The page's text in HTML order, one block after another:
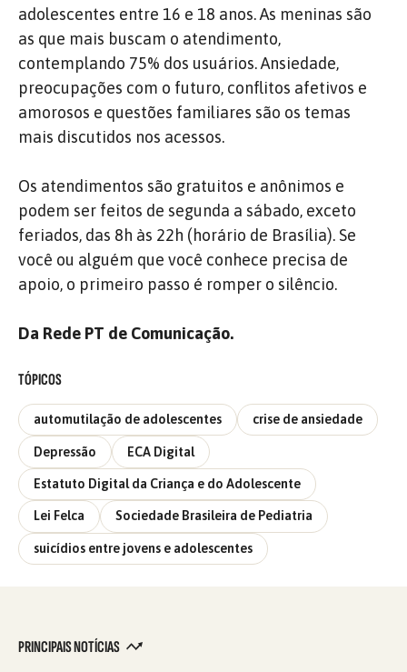
adolescentes entre 16 e 18 anos. As meninas são
as que mais buscam o atendimento,
contemplando 75% dos usuários. Ansiedade,
preocupações com o futuro, conflitos afetivos e
amorosos e questões familiares são os temas
mais discutidos nos acessos.
Os atendimentos são gratuitos e anônimos e
podem ser feitos de segunda a sábado, exceto
feriados, das 8h às 22h (horário de Brasília). Se
você ou alguém que você conhece precisa de
apoio, o primeiro passo é romper o silêncio.
Da Rede PT de Comunicação.
TÓPICOS
automutilação de adolescentes crise de ansiedade
Depressão ECA Digital
Estatuto Digital da Criança e do Adolescente
Lei Felca Sociedade Brasileira de Pediatria
suicídios entre jovens e adolescentes
PRINCIPAIS NOTÍCIAS